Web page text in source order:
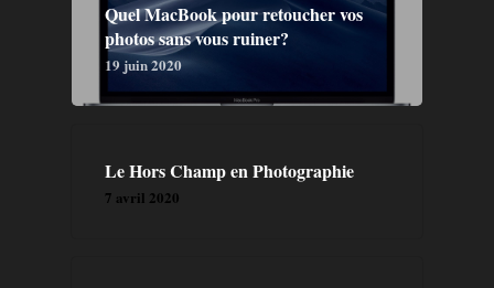
Quel MacBook pour retoucher vos
photos sans vous ruiner?
19 juin 2020
Le Hors Champ en Photographie
7 avril 2020